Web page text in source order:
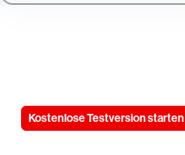
Kostenlose Testversion starten